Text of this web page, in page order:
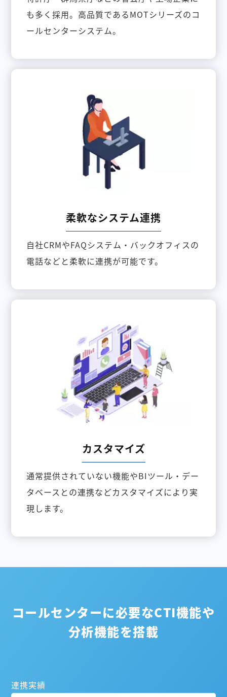
も多く採用。高品質であるMOTシリーズのコ
ールセンターシステム。
柔軟なシステム連携
自社CRMやFAQシステム・バックオフィスの
電話などと柔軟に連携が可能です。
カスタマイズ
通常提供されていない機能やBIツール・デー
タベースとの連携などカスタマイズにより実
現します。
コールセンターに必要なCTI機能や
分析機能を搭載
連携実績